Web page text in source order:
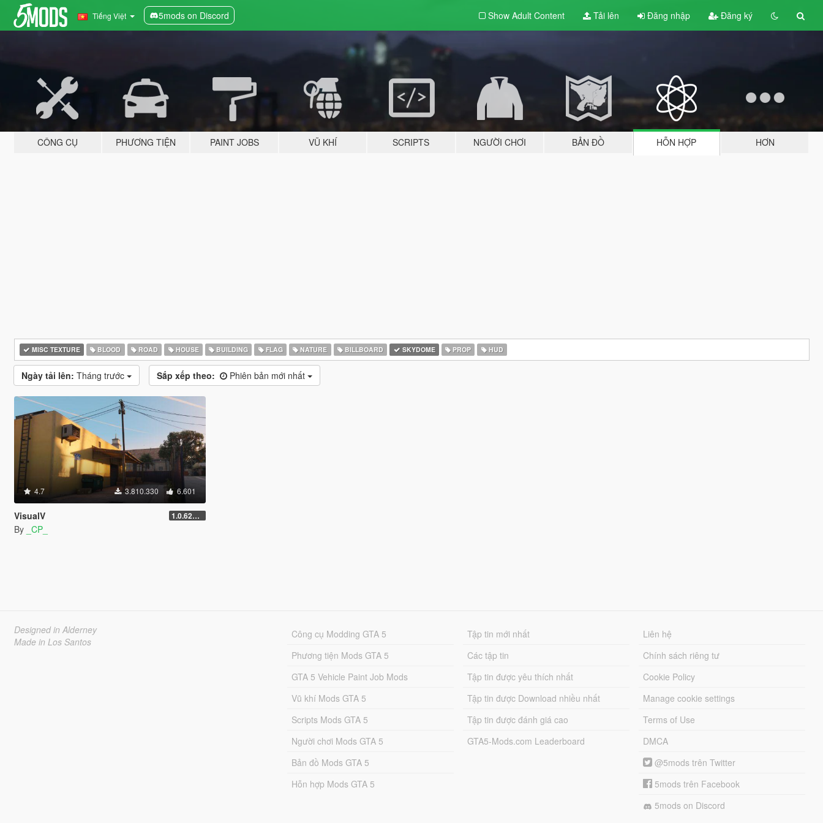
Tiếng Việt 5mods on Discord Show Adult Content Tải lên Đăng nhập Đăng ký
CÔNG CỤ PHƯƠNG TIỆN PAINT JOBS VŨ KHÍ SCRIPTS NGƯỜI CHƠI BẢN ĐỒ HỖN HỢP HƠN
MISC TEXTURE BLOOD ROAD HOUSE BUILDING FLAG NATURE BILLBOARD SKYDOME PROP HUD
Ngày tải lên: Tháng trước Sắp xếp theo: Phiên bản mới nhất
4.7 3.810.330 6.601
VisualV 1.0.620 (Legacy)
By _CP_
Designed in Alderney
Made in Los Santos
Công cụ Modding GTA 5
Phương tiện Mods GTA 5
GTA 5 Vehicle Paint Job Mods
Vũ khí Mods GTA 5
Scripts Mods GTA 5
Người chơi Mods GTA 5
Bản đồ Mods GTA 5
Hỗn hợp Mods GTA 5
Tập tin mới nhất
Các tập tin
Tập tin được yêu thích nhất
Tập tin được Download nhiều nhất
Tập tin được đánh giá cao
GTA5-Mods.com Leaderboard
Liên hệ
Chính sách riêng tư
Cookie Policy
Manage cookie settings
Terms of Use
DMCA
@5mods trên Twitter
5mods trên Facebook
5mods on Discord